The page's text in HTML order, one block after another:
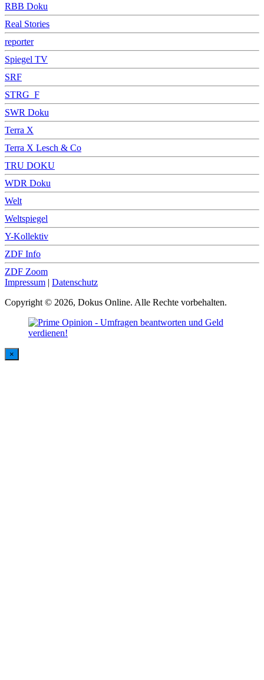
RBB Doku
Real Stories
reporter
Spiegel TV
SRF
STRG_F
SWR Doku
Terra X
Terra X Lesch & Co
TRU DOKU
WDR Doku
Welt
Weltspiegel
Y-Kollektiv
ZDF Info
ZDF Zoom
Impressum | Datenschutz
Copyright © 2026, Dokus Online. Alle Rechte vorbehalten.
×